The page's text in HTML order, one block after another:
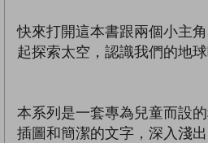
快來打開這本書跟兩個小主
起探索太空，認識我們的地球
本系列是一套專為兒童而設
插圖和簡潔的文字，深入淺